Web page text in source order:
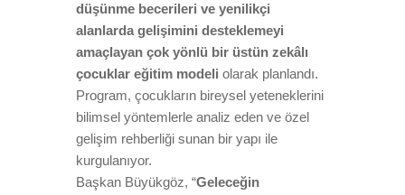
düşünme becerileri ve yenilikçi
alanlarda gelişimini desteklemeyi
amaçlayan çok yönlü bir üstün zekâlı
çocuklar eğitim modeli olarak planlandı.
Program, çocukların bireysel yeteneklerini
bilimsel yöntemlerle analiz eden ve özel
gelişim rehberliği sunan bir yapı ile
kurgulanıyor.
Başkan Büyükgöz, “Geleceğin